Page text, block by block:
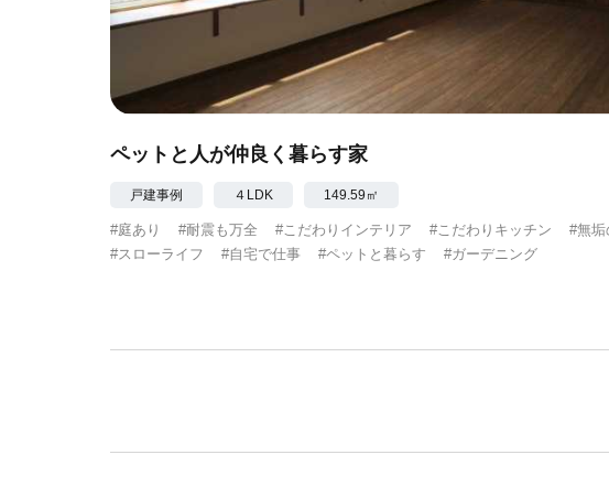
ペットと人が仲良く暮らす家
戸建事例 ４LDK 149.59㎡
#庭あり #耐震も万全 #こだわりインテリア #こだわりキッチン
#無垢
#スローライフ
#自宅で仕事 #ペットと暮らす #ガーデニング